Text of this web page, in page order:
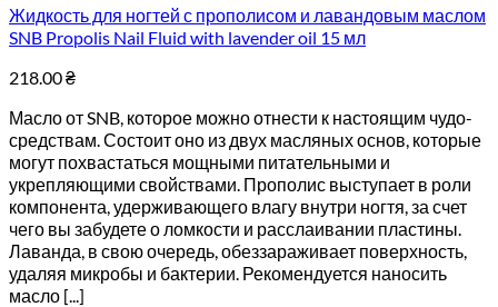
Жидкость для ногтей с прополисом и лавандовым маслом
SNB Propolis Nail Fluid with lavender oil 15 мл
218.00₴
Масло от SNB, которое можно отнести к настоящим чудо-
средствам. Состоит оно из двух масляных основ, которые
могут похвастаться мощными питательными и
укрепляющими свойствами. Прополис выступает в роли
компонента, удерживающего влагу внутри ногтя, за счет
чего вы забудете о ломкости и расслаивании пластины.
Лаванда, в свою очередь, обеззараживает поверхность,
удаляя микробы и бактерии. Рекомендуется наносить
масло [...]